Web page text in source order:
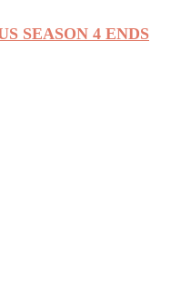
SEASON 4 ENDS